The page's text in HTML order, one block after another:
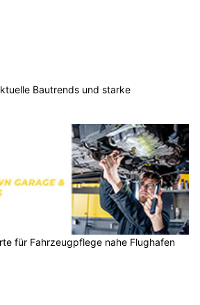
Bautrends und starke
für Fahrzeugpflege nahe Flughafen